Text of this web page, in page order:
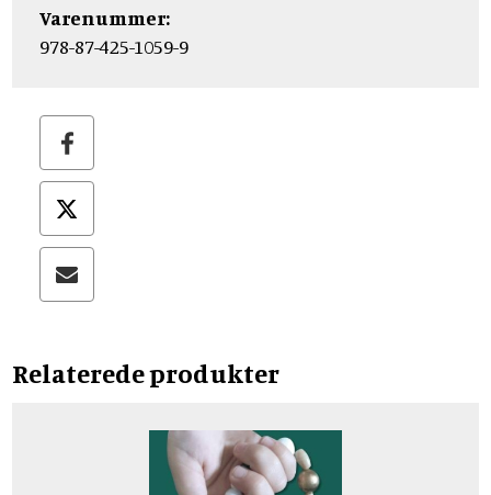
Varenummer:
978-87-425-1059-9
Relaterede produkter